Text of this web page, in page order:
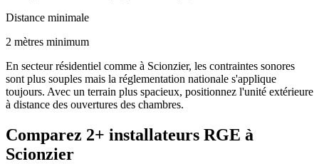
Distance minimale
2 mètres minimum
En secteur résidentiel comme à Scionzier, les contraintes sonores
sont plus souples mais la réglementation nationale s'applique
toujours. Avec un terrain plus spacieux, positionnez l'unité extérieure
à distance des ouvertures des chambres.
Comparez 2+ installateurs RGE à
Scionzier